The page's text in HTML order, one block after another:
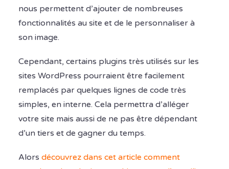
nous permettent d’ajouter de nombreuses
fonctionnalités au site et de le personnaliser à
son image.
Cependant, certains plugins très utilisés sur les
sites WordPress pourraient être facilement
remplacés par quelques lignes de code très
simples, en interne. Cela permettra d’alléger
votre site mais aussi de ne pas être dépendant
d’un tiers et de gagner du temps.
Alors découvrez dans cet article comment